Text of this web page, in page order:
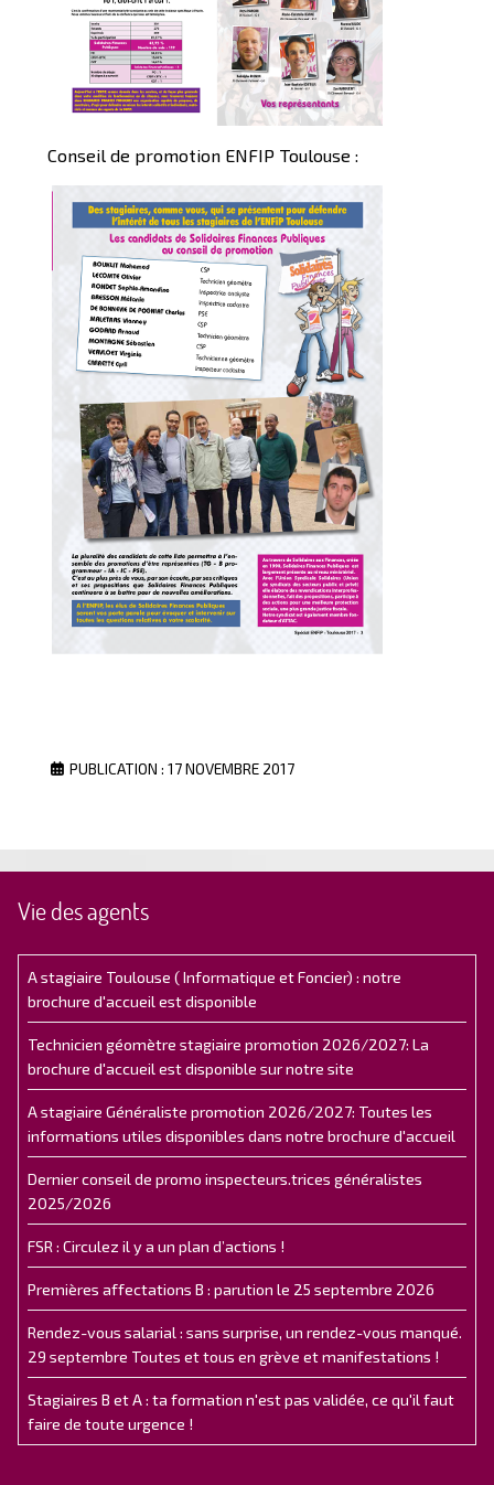
Conseil de promotion ENFIP Toulouse :
PUBLICATION : 17 NOVEMBRE 2017
Vie des agents
A stagiaire Toulouse ( Informatique et Foncier) : notre
brochure d'accueil est disponible
Technicien géomètre stagiaire promotion 2026/2027: La
brochure d'accueil est disponible sur notre site
A stagiaire Généraliste promotion 2026/2027: Toutes les
informations utiles disponibles dans notre brochure d'accueil
Dernier conseil de promo inspecteurs.trices généralistes
2025/2026
FSR : Circulez il y a un plan d’actions !
Premières affectations B : parution le 25 septembre 2026
Rendez-vous salarial : sans surprise, un rendez-vous manqué.
29 septembre Toutes et tous en grève et manifestations !
Stagiaires B et A : ta formation n'est pas validée, ce qu'il faut
faire de toute urgence !